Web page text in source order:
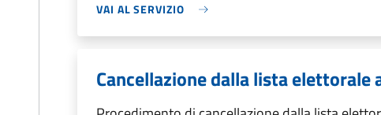
VAI AL SERVIZIO
Cancellazione dalla lista elettorale